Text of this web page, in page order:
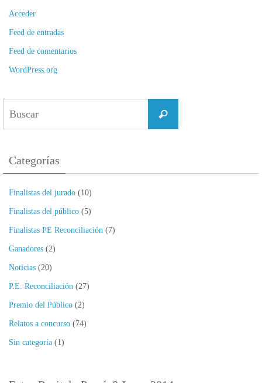
Acceder
Feed de entradas
Feed de comentarios
WordPress.org
Buscar
Categorías
Finalistas del jurado (10)
Finalistas del público (5)
Finalistas PE Reconciliación (7)
Ganadores (2)
Noticias (20)
P.E. Reconciliación (27)
Premio del Público (2)
Relatos a concurso (74)
Sin categoría (1)